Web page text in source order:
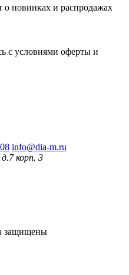
о новинках и распродажах
с условиями оферты и
info@dia-m.ru
корп. 3
защищены